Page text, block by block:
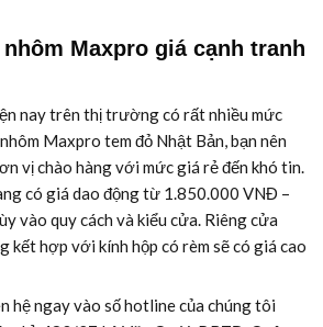
Maxpro giá cạnh tranh
nay trên thị trường có rất nhiều mức
Maxpro tem đỏ Nhật Bản, bạn nên
vị chào hàng với mức giá rẻ đến khó tin.
có giá dao động từ 1.850.000 VNĐ –
vào quy cách và kiểu cửa. Riêng cửa
kết hợp với kính hộp có rèm sẽ có giá cao
hệ ngay vào số hotline của chúng tôi